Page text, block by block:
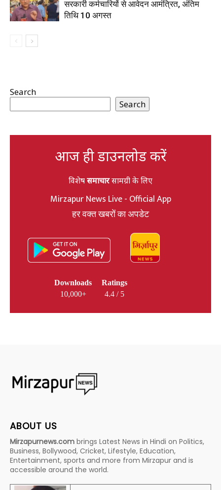
सरकारी कर्मचारियों से आवेदन आमंत्रित, अंतिम
तिथि 10 अगस्त
Search
Search
आज ही डाउनलोड करें
विशेषसमाचारसामग्री के लिए
Mirzapur News Live - Official App
हर वक्त खबरों का अपडेट
Downloads
10,000+
Ratings
4.4 / 5
ABOUT US
Mirzapurnews.com brings Latest News in Hindi on Politics,
Business, Bollywood, Cricket, Lifestyle, Education,
Entertainment, sports and more from Mirzapur and is
accessible around the world.